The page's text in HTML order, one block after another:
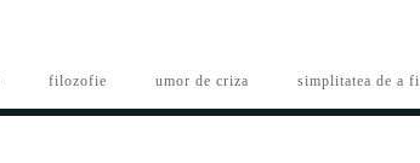
filozofie umor de criza simplitatea de a fi